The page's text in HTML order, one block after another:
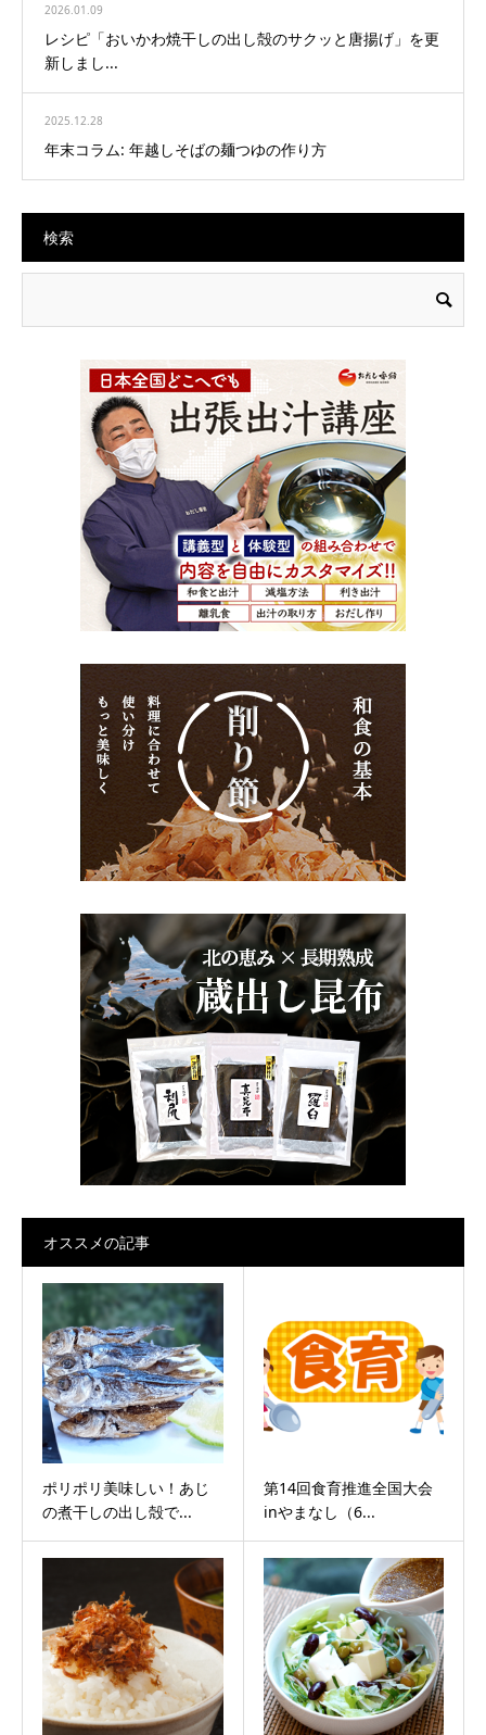
2026.01.09
レシピ「おいかわ焼干しの出し殻のサクッと唐揚げ」を更
新しまし...
2025.12.28
年末コラム: 年越しそばの麺つゆの作り方
検索
オススメの記事
ポリポリ美味しい！あじ
の煮干しの出し殻で...
第14回食育推進全国大会
inやまなし（6...